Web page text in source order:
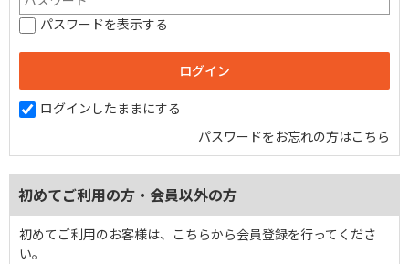
パスワードを表示する
ログインしたままにする
パスワードをお忘れの方はこちら
初めてご利用の方・会員以外の方
初めてご利用のお客様は、こちらから会員登録を行ってくださ
い。